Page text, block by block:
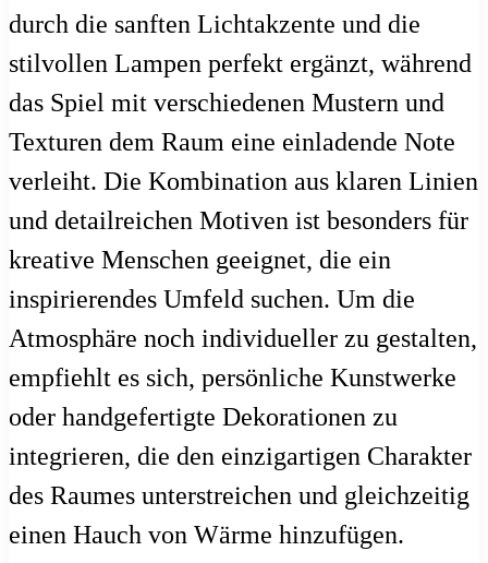
durch die sanften Lichtakzente und die
stilvollen Lampen perfekt ergänzt, während
das Spiel mit verschiedenen Mustern und
Texturen dem Raum eine einladende Note
verleiht. Die Kombination aus klaren Linien
und detailreichen Motiven ist besonders für
kreative Menschen geeignet, die ein
inspirierendes Umfeld suchen. Um die
Atmosphäre noch individueller zu gestalten,
empfiehlt es sich, persönliche Kunstwerke
oder handgefertigte Dekorationen zu
integrieren, die den einzigartigen Charakter
des Raumes unterstreichen und gleichzeitig
einen Hauch von Wärme hinzufügen.